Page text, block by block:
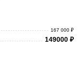
167 000 ₽
149000 ₽